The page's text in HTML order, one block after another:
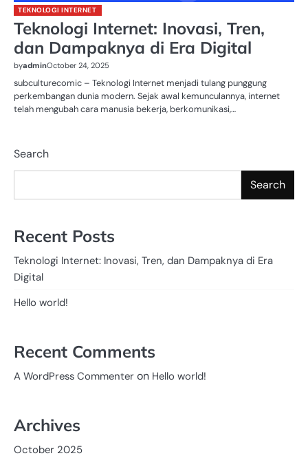
TEKNOLOGI INTERNET
Teknologi Internet: Inovasi, Tren,
dan Dampaknya di Era Digital
byadminOctober 24, 2025
subculturecomic – Teknologi Internet menjadi tulang punggung
perkembangan dunia modern. Sejak awal kemunculannya, internet
telah mengubah cara manusia bekerja, berkomunikasi,…
Search
Search
Recent Posts
Teknologi Internet: Inovasi, Tren, dan Dampaknya di Era
Digital
Hello world!
Recent Comments
A WordPress Commenter on Hello world!
Archives
October 2025